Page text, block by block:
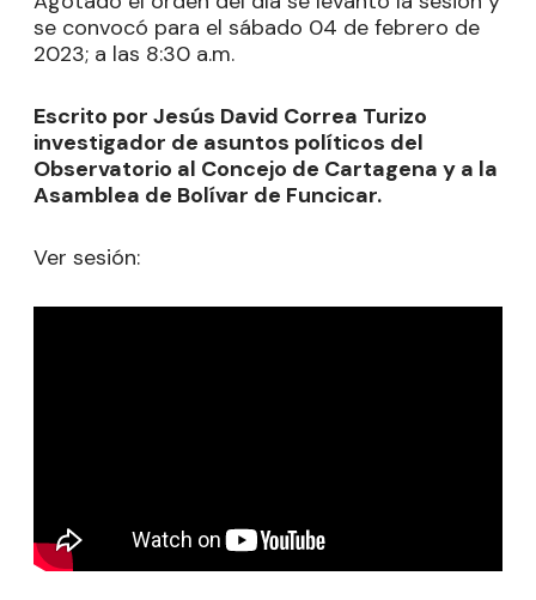
se convocó para el sábado 04 de febrero de
2023; a las 8:30 a.m.
Escrito por Jesús David Correa Turizo
investigador de asuntos políticos del
Observatorio al Concejo de Cartagena y a la
Asamblea de Bolívar de Funcicar.
Ver sesión: